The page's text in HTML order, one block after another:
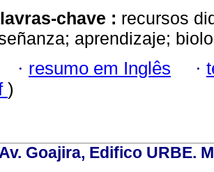
chave : recursos
aprendizaje;
· resumo em Inglês ·
)
Av. Goajira, Edifico URBE.